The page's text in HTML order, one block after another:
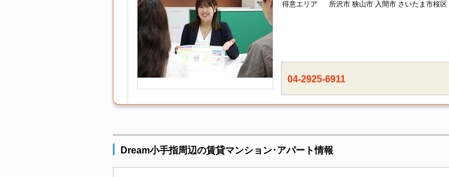
得意エリア 所沢市 狭山市 入間市 さいたま市桜
04-2925-6911
Dream小手指周辺の賃貸マンション･アパート情報